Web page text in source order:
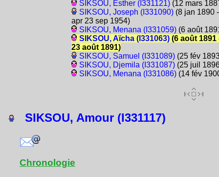
SIKSOU, Esther (I331121)(12 mars
SIKSOU, Joseph (I331090)(8 jan 1890 -
apr 23 sep 1954)
SIKSOU, Menana (I331059)(6 août
SIKSOU, Aïcha (I331063)(6 août 1891
23 août 1891)
SIKSOU, Samuel (I331089)(25 fév
SIKSOU, Djemila (I331087)(25 juil
SIKSOU, Menana (I331086)(14 fév
SIKSOU, Amour (I331117)
Chronologie